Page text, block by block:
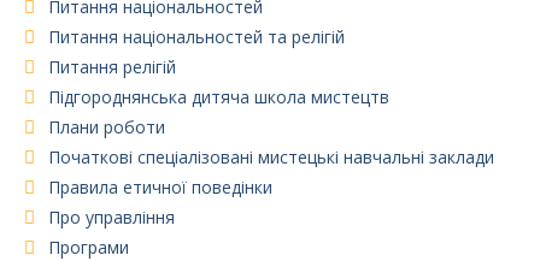
Питання національностей
Питання національностей та релігій
Питання релігій
Підгороднянська дитяча школа мистецтв
Плани роботи
Початкові спеціалізовані мистецькі навчальні заклади
Правила етичної поведінки
Про управління
Програми